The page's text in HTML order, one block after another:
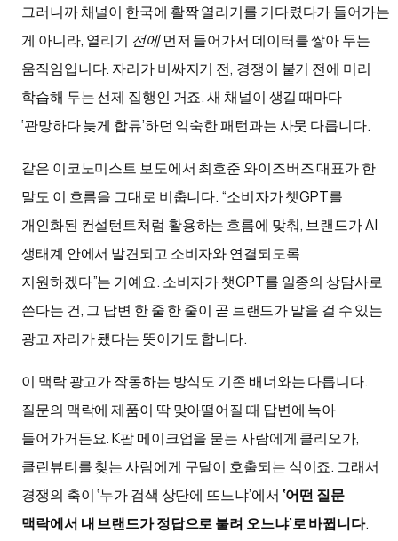
그러니까 채널이 한국에 활짝 열리기를 기다렸다가 들어가는
게 아니라, 열리기 전에먼저 들어가서 데이터를 쌓아 두는
움직임입니다. 자리가 비싸지기 전, 경쟁이 붙기 전에 미리
학습해 두는 선제 집행인 거죠. 새 채널이 생길 때마다
‘관망하다 늦게 합류’하던 익숙한 패턴과는 사뭇 다릅니다.
같은 이코노미스트 보도에서 최호준 와이즈버즈 대표가 한
말도 이 흐름을 그대로 비춥니다. “소비자가 챗GPT를
개인화된 컨설턴트처럼 활용하는 흐름에 맞춰, 브랜드가 AI
생태계 안에서 발견되고 소비자와 연결되도록
지원하겠다”는 거예요. 소비자가 챗GPT를 일종의 상담사로
쓴다는 건, 그 답변 한 줄 한 줄이 곧 브랜드가 말을 걸 수 있는
광고 자리가 됐다는 뜻이기도 합니다.
이 맥락 광고가 작동하는 방식도 기존 배너와는 다릅니다.
질문의 맥락에 제품이 딱 맞아떨어질 때 답변에 녹아
들어가거든요. K팝 메이크업을 묻는 사람에게 클리오가,
클린뷰티를 찾는 사람에게 구달이 호출되는 식이죠. 그래서
경쟁의 축이 ‘누가 검색 상단에 뜨느냐’에서 ‘어떤 질문
맥락에서 내 브랜드가 정답으로 불려 오느냐’로 바뀝니다.